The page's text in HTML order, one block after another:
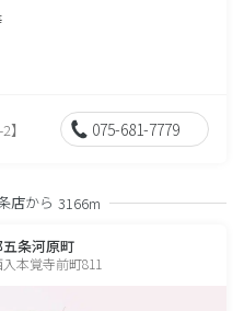
075-681-7779
店から 3166m
条河原町
本覚寺前町811